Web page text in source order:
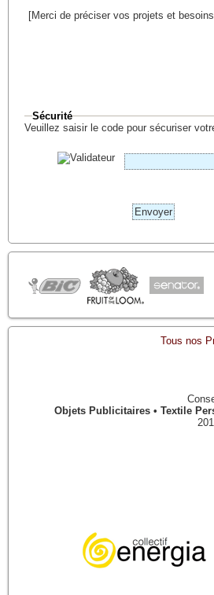
[Merci de préciser vos projets et
Sécurité
Veuillez saisir le code pour sécuriser
Tous nos
Objets Publicitaires • Textile